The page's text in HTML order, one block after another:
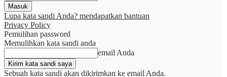
Lupa kata sandi Anda? mendapatkan bantuan
Privacy Policy
Pemulihan password
Memulihkan kata sandi anda
email Anda
Sebuah kata sandi akan dikirimkan ke email Anda.